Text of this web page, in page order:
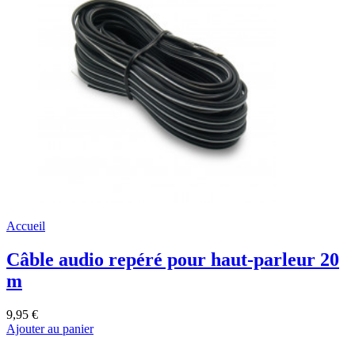
Accueil
Câble audio repéré pour haut-parleur 20
m
9,95 €
Ajouter au panier